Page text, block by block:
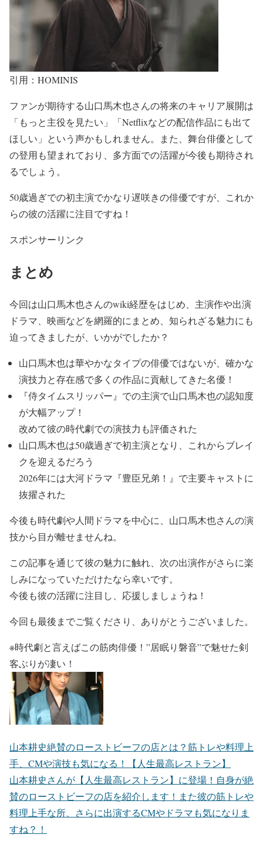
引用：HOMINIS
ファンが期待する山口馬木也さんの将来のキャリア展開は
「もっと主役を見たい」「Netflixなどの配信作品にも出て
ほしい」 という声かもしれません。また、舞台俳優として
の登用も望まれており、 多方面での活躍が今後も期待され
るでしょう。
50歳過ぎでの初主演でかなり遅咲きの俳優ですが、これか
らの彼の活躍に注目ですね！
スポンサーリンク
まとめ
今回は山口馬木也さんのwiki経歴をはじめ、主演作や出演
ドラマ、映画などを網羅的にまとめ、知られざる魅力にも
迫ってきましたが、いかがでしたか？
山口馬木也は華やかなタイプの俳優ではないが、 確かな
演技力と存在感で多くの作品に貢献してきた名優 ！
『侍タイムスリッパー』での主演で山口馬木也の認知度
が大幅アップ！
改めて彼の時代劇での演技力も評価された
山口馬木也は50歳過ぎで初主演となり、 これからブレイ
クを迎えるだろう
2026年には大河ドラマ『豊臣兄弟！』で主要キャストに
抜擢された
今後も時代劇や人間ドラマを中心に、山口馬木也さんの演
技から目が離せませんね。
この記事を通じて彼の魅力に触れ、 次の出演作がさらに楽
しみになっていただけたなら幸いです。
今後も彼の活躍に注目し、応援しましょうね！
今回も最後までご覧くださり、ありがとうございました。
※時代劇と言えばこの筋肉俳優！”居眠り磐音”で魅せた剣
客ぶりが凄い！
山本耕史絶賛のローストビーフの店とは？筋トレや料理上
手、CMや演技も気になる！【人生最高レストラン】
山本耕史さんが【人生最高レストラン】に登場！自身が絶
賛のローストビーフの店を紹介します！また彼の筋トレや
料理上手な所、さらに出演するCMやドラマも気になりま
すね？！